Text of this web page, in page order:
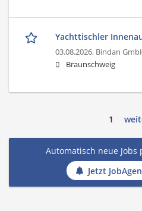
Yachttischler
03.08.2026, Bindan
Braunschweig
1
Automatisch neue Jobs
Jetzt